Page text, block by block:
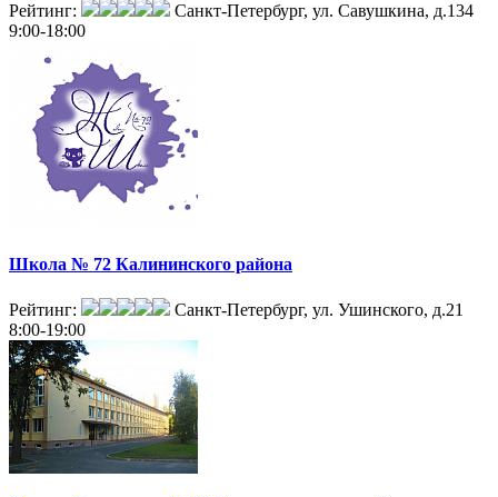
Рейтинг:
Санкт-Петербург, ул. Савушкина, д.134
9:00-18:00
Школа № 72 Калининского района
Рейтинг:
Санкт-Петербург, ул. Ушинского, д.21
8:00-19:00